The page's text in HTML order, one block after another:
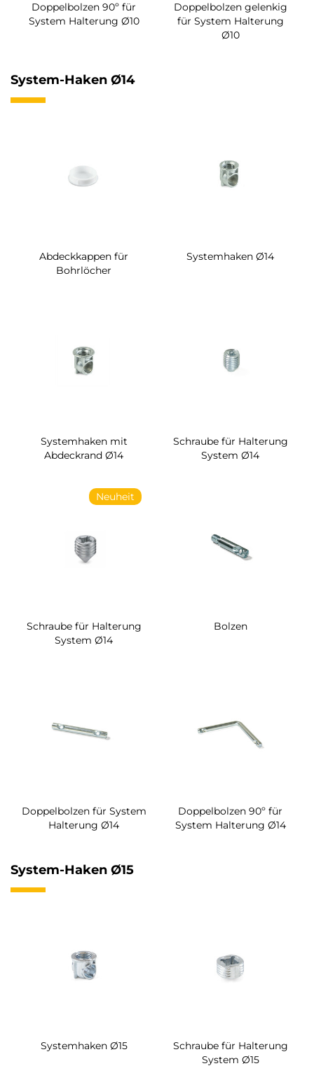
Doppelbolzen 90º für
System Halterung Ø10
Doppelbolzen gelenkig
für System Halterung
Ø10
System-Haken Ø14
Abdeckkappen für
Bohrlöcher
Systemhaken Ø14
Systemhaken mit
Abdeckrand Ø14
Schraube für Halterung
System Ø14
Neuheit
Schraube für Halterung
System Ø14
Bolzen
Doppelbolzen für System
Halterung Ø14
Doppelbolzen 90º für
System Halterung Ø14
System-Haken Ø15
Systemhaken Ø15
Schraube für Halterung
System Ø15